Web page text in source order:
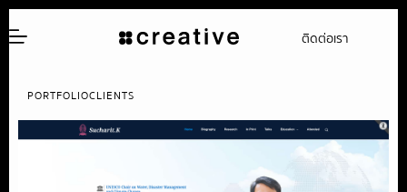
ติดต่อเรา
PORTFOLIOCLIENTS